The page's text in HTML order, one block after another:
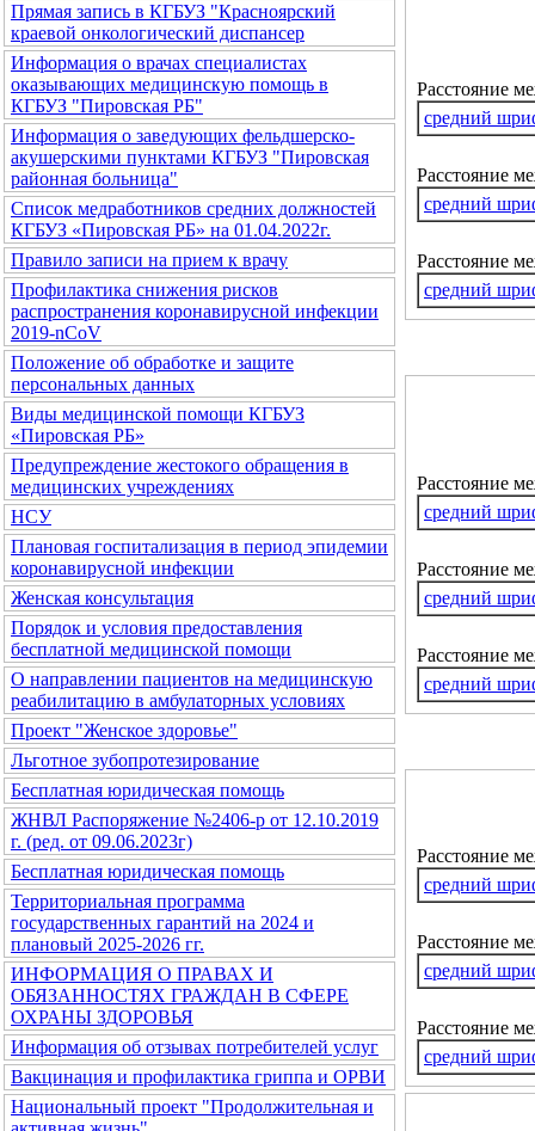
Прямая запись в КГБУЗ "Красноярский
краевой онкологический диспансер
Информация о врачах специалистах
оказывающих медицинскую помощь в
КГБУЗ "Пировская РБ"
Информация о заведующих фельдшерско-
акушерскими пунктами КГБУЗ "Пировская
районная больница"
Список медработников средних должностей
КГБУЗ «Пировская РБ» на 01.04.2022г.
Правило записи на прием к врачу
Профилактика снижения рисков
распространения коронавирусной инфекции
2019-nCoV
Положение об обработке и защите
персональных данных
Виды медицинской помощи КГБУЗ
«Пировская РБ»
Предупреждение жестокого обращения в
медицинских учреждениях
НСУ
Плановая госпитализация в период эпидемии
коронавирусной инфекции
Женская консультация
Порядок и условия предоставления
бесплатной медицинской помощи
О направлении пациентов на медицинскую
реабилитацию в амбулаторных условиях
Проект "Женское здоровье"
Льготное зубопротезирование
Бесплатная юридическая помощь
ЖНВЛ Распоряжение №2406-р от 12.10.2019
г. (ред. от 09.06.2023г)
Бесплатная юридическая помощь
Территориальная программа
государственных гарантий на 2024 и
плановый 2025-2026 гг.
ИНФОРМАЦИЯ О ПРАВАХ И
ОБЯЗАННОСТЯХ ГРАЖДАН В СФЕРЕ
ОХРАНЫ ЗДОРОВЬЯ
Информация об отзывах потребителей услуг
Вакцинация и профилактика гриппа и ОРВИ
Национальный проект "Продолжительная и
Расстояние
средний
Расстояние
средний
Расстояние
средний
Расстояние
средний
Расстояние
средний
Расстояние
средний
Расстояние
средний
Расстояние
средний
Расстояние
средний